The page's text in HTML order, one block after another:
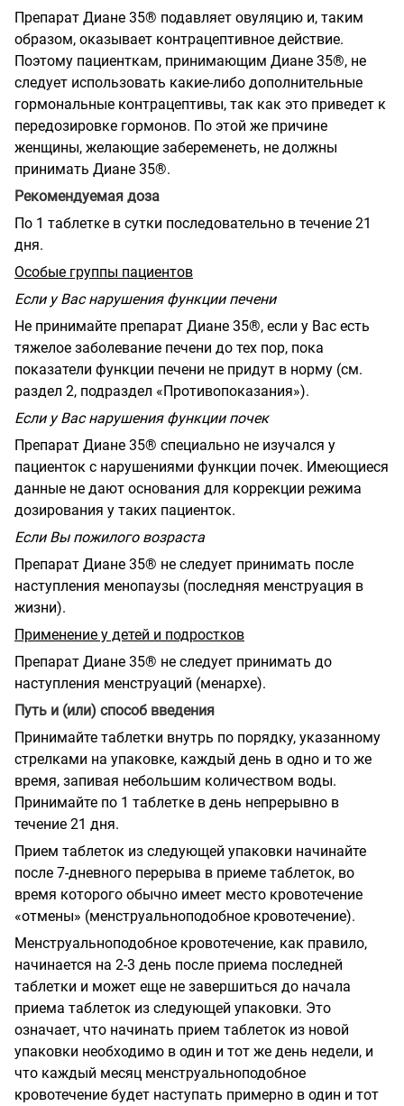
Препарат Диане 35® подавляет овуляцию и, таким
образом, оказывает контрацептивное действие.
Поэтому пациенткам, принимающим Диане 35®, не
следует использовать какие-либо дополнительные
гормональные контрацептивы, так как это приведет к
передозировке гормонов. По этой же причине
женщины, желающие забеременеть, не должны
принимать Диане 35®.
Рекомендуемая доза
По 1 таблетке в сутки последовательно в течение 21
дня.
Особые группы пациентов
Если у Вас нарушения функции печени
Не принимайте препарат Диане 35®, если у Вас есть
тяжелое заболевание печени до тех пор, пока
показатели функции печени не придут в норму (см.
раздел 2, подраздел «Противопоказания»).
Если у Вас нарушения функции почек
Препарат Диане 35® специально не изучался у
пациенток с нарушениями функции почек. Имеющиеся
данные не дают основания для коррекции режима
дозирования у таких пациенток.
Если Вы пожилого возраста
Препарат Диане 35® не следует принимать после
наступления менопаузы (последняя менструация в
жизни).
Применение у детей и подростков
Препарат Диане 35® не следует принимать до
наступления менструаций (менархе).
Путь и (или) способ введения
Принимайте таблетки внутрь по порядку, указанному
стрелками на упаковке, каждый день в одно и то же
время, запивая небольшим количеством воды.
Принимайте по 1 таблетке в день непрерывно в
течение 21 дня.
Прием таблеток из следующей упаковки начинайте
после 7-дневного перерыва в приеме таблеток, во
время которого обычно имеет место кровотечение
«отмены» (менструальноподобное кровотечение).
Менструальноподобное кровотечение, как правило,
начинается на 2-3 день после приема последней
таблетки и может еще не завершиться до начала
приема таблеток из следующей упаковки. Это
означает, что начинать прием таблеток из новой
упаковки необходимо в один и тот же день недели, и
что каждый месяц менструальноподобное
кровотечение будет наступать примерно в один и тот